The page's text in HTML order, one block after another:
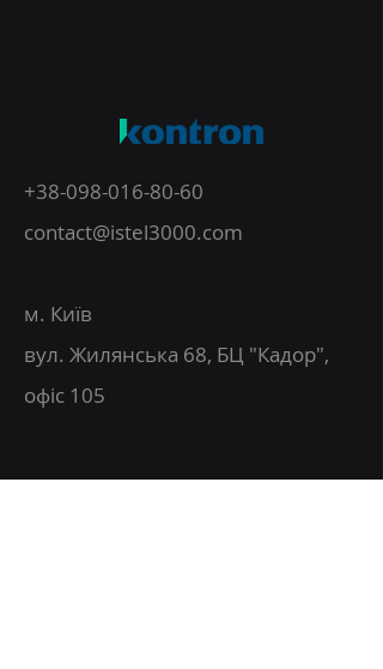
+38-098-016-80-60
contact@istel3000.com
м. Київ
вул. Жилянська 68, БЦ "Кадор",
офіс 105